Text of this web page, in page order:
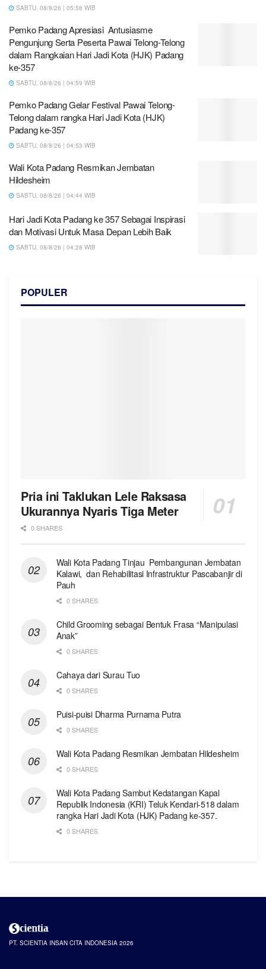
SABTU, 08/8/26 | 05:58 WIB
Pemko Padang Apresiasi Antusiasme
Pengunjung Serta Peserta Pawai Telong-Telong
dalam Rangkaian Hari Jadi Kota (HJK) Padang
ke-357
SABTU, 08/8/26 | 04:59 WIB
Pemko Padang Gelar Festival Pawai Telong-
Telong dalam rangka Hari Jadi Kota (HJK)
Padang ke-357
SABTU, 08/8/26 | 04:53 WIB
Wali Kota Padang Resmikan Jembatan
Hildesheim
SABTU, 08/8/26 | 04:44 WIB
Hari Jadi Kota Padang ke 357 Sebagai Inspirasi
dan Motivasi Untuk Masa Depan Lebih Baik
SABTU, 08/8/26 | 04:28 WIB
POPULER
Pria ini Taklukan Lele Raksasa
Ukurannya Nyaris Tiga Meter
0 SHARES
Wali Kota Padang Tinjau Pembangunan Jembatan
Kalawi, dan Rehabilitasi Infrastruktur Pascabanjir di
Pauh
0 SHARES
Child Grooming sebagai Bentuk Frasa “Manipulasi
Anak”
0 SHARES
Cahaya dari Surau Tuo
0 SHARES
Puisi-puisi Dharma Purnama Putra
0 SHARES
Wali Kota Padang Resmikan Jembatan Hildesheim
0 SHARES
Wali Kota Padang Sambut Kedatangan Kapal
Republik Indonesia (KRI) Teluk Kendari-518 dalam
rangka Hari Jadi Kota (HJK) Padang ke-357.
0 SHARES
PT. SCIENTIA INSAN CITA INDONESIA 2026